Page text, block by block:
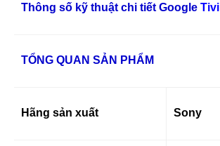
Thông số kỹ thuật chi tiết Google Tivi
TỔNG QUAN SẢN PHẨM
Hãng sản xuất Sony